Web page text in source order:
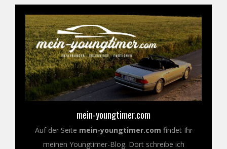
mein-youngtimer.com
Auf der Seite mein-youngtimer.com findet Ihr
meinen Youngtimer-Blog. Dort schreibe ich